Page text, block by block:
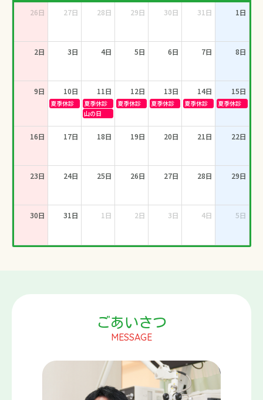
26日 27日 28日 29日 30日 31日 1日
2日 3日 4日 5日 6日 7日 8日
9日 10日
夏季休診
11日
夏季休診
山の日
12日
夏季休診
13日
夏季休診
14日
夏季休診
15日
夏季休診
16日 17日 18日 19日 20日 21日 22日
23日 24日 25日 26日 27日 28日 29日
30日 31日 1日 2日 3日 4日 5日
ごあいさつ
MESSAGE